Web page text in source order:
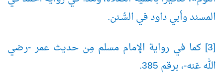
المسند وأبي داود في السُّـنن.
[3] كما في رواية الإمام مسلم مِن حديث عمر -رضي
الله عَنه-، برقم 385.